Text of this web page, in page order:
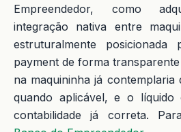
Empreendedor, como
integração nativa entre
estruturalmente posicionada
payment de forma
na maquininha já contemplaria
quando aplicável, e o
contabilidade já correta.